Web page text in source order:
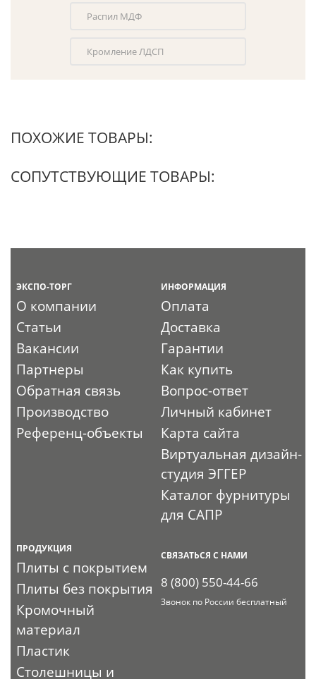
Распил МДФ
Кромление ЛДСП
ПОХОЖИЕ ТОВАРЫ:
СОПУТСТВУЮЩИЕ ТОВАРЫ:
ЭКСПО-ТОРГ
О компании
Статьи
Вакансии
Партнеры
Обратная связь
Производство
Референц-объекты
ИНФОРМАЦИЯ
Оплата
Доставка
Гарантии
Как купить
Вопрос-ответ
Личный кабинет
Карта сайта
Виртуальная дизайн-
студия ЭГГЕР
Каталог фурнитуры
для САПР
ПРОДУКЦИЯ
Плиты с покрытием
Плиты без покрытия
Кромочный
материал
Пластик
Столешницы и
СВЯЗАТЬСЯ С НАМИ
8 (800) 550-44-66
Звонок по России бесплатный